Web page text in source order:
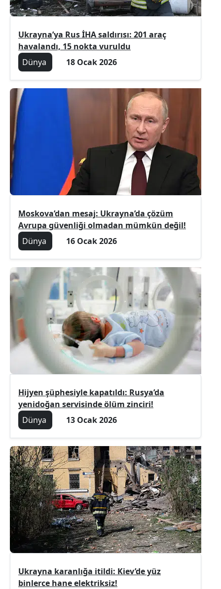
Ukrayna’ya Rus İHA saldırısı: 201 araç
havalandı, 15 nokta vuruldu
Dünya
18 Ocak 2026
Moskova’dan mesaj: Ukrayna’da çözüm
Avrupa güvenliği olmadan mümkün değil!
Dünya
16 Ocak 2026
Hijyen şüphesiyle kapatıldı: Rusya’da
yenidoğan servisinde ölüm zinciri!
Dünya
13 Ocak 2026
Ukrayna karanlığa itildi: Kiev’de yüz
binlerce hane elektriksiz!